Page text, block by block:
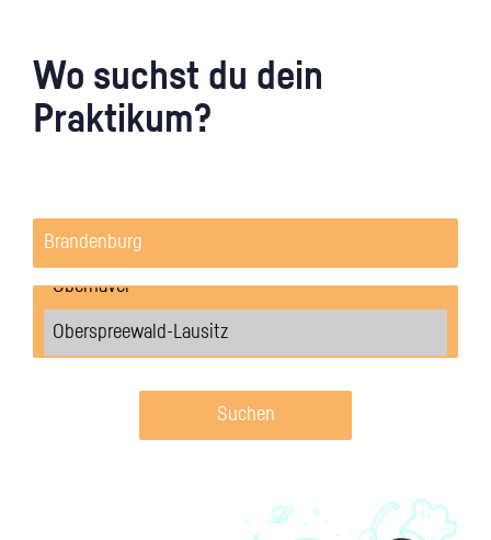
Wo suchst du dein
Praktikum?
Suchen